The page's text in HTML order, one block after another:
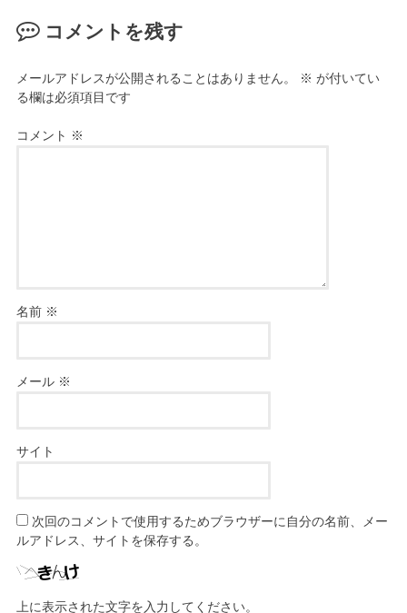
コメントを残す
メールアドレスが公開されることはありません。 ※ が付いてい
る欄は必須項目です
コメント ※
名前 ※
メール ※
サイト
次回のコメントで使用するためブラウザーに自分の名前、メー
ルアドレス、サイトを保存する。
上に表示された文字を入力してください。